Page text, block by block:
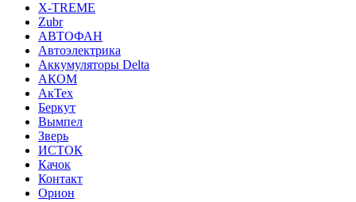
X-TREME
Zubr
АВТОФАН
Автоэлектрика
Аккумуляторы Delta
АКОМ
АкТех
Беркут
Вымпел
Зверь
ИСТОК
Качок
Контакт
Орион